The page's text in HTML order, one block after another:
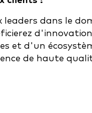
dans le
et d'un
de haute